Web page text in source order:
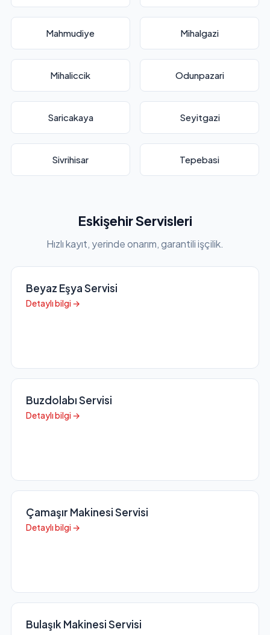
Mahmudiye Mihalgazi
Mihaliccik Odunpazari
Saricakaya Seyitgazi
Sivrihisar Tepebasi
Eskişehir Servisleri
Hızlı kayıt, yerinde onarım, garantili işçilik.
Beyaz Eşya Servisi
Detaylı bilgi →
Buzdolabı Servisi
Detaylı bilgi →
Çamaşır Makinesi Servisi
Detaylı bilgi →
Bulaşık Makinesi Servisi